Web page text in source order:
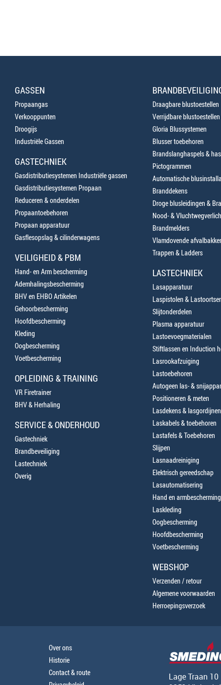
GASSEN
Propaangas
Verkooppunten
Droogijs
Industriële Gassen
GASTECHNIEK
Gasdistributiesystemen Industriële gassen
Gasdistributiesystemen Propaan
Reduceren & onderdelen
Propaantoebehoren
Propaan apparatuur
Gasflesopslag & cilinderwagens
VEILIGHEID & PBM
Hand- en Arm bescherming
Ademhalingsbescherming
BHV en EHBO Artikelen
Gehoorbescherming
Hoofdbescherming
Kleding
Oogbescherming
Voetbescherming
OPLEIDING & TRAINING
VR Firetrainer
BHV & Herhaling
SERVICE & ONDERHOUD
Gastechniek
Brandbeveiliging
Lastechniek
Overig
Draagbare blustoestellen
Verrijdbare blustoestellen
Gloria Blussystemen
Blusser toebehoren
Brandslanghaspels &
Pictogrammen
Automatische
Branddekens
Droge blusleidingen &
Nood- &
Brandmelders
Vlamdovende
Trappen & Ladders
LASTECHNIEK
Lasapparatuur
Laspistolen &
Slijtonderdelen
Plasma apparatuur
Lastoevoegmaterialen
Stiftlassen en Induction
Lasrookafzuiging
Lastoebehoren
Autogeen las- &
Positioneren & meten
Lasdekens & lasgordijnen
Laskabels & toebehoren
Lastafels & Toebehoren
Slijpen
Lasnaadreiniging
Elektrisch gereedschap
Lasautomatisering
Hand en armbescherming
Laskleding
Oogbescherming
Hoofdbescherming
Voetbescherming
WEBSHOP
Verzenden / retour
Algemene voorwaarden
Herroepingsverzoek
Over ons
Historie
Contact & route
Lage Traan 10